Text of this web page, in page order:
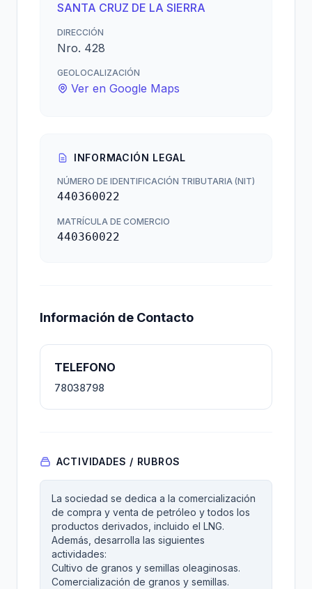
SANTA CRUZ DE LA SIERRA
DIRECCIÓN
Nro. 428
GEOLOCALIZACIÓN
Ver en Google Maps
INFORMACIÓN LEGAL
NÚMERO DE IDENTIFICACIÓN TRIBUTARIA (NIT)
440360022
MATRÍCULA DE COMERCIO
440360022
Información de Contacto
TELEFONO
78038798
ACTIVIDADES / RUBROS
La sociedad se dedica a la comercialización
de compra y venta de petróleo y todos los
productos derivados, incluido el LNG.
Además, desarrolla las siguientes
actividades:
Cultivo de granos y semillas oleaginosas.
Comercialización de granos y semillas.